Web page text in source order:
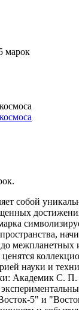
марок
собой
межпланетных
науки и
Академик С. П.
5" и